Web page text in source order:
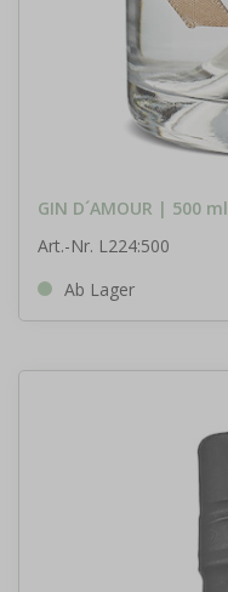
GIN D´AMOUR | 500 ml
Art.-Nr. L224:500
Ab Lager